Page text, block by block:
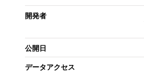
開発者
公開日
データアクセス